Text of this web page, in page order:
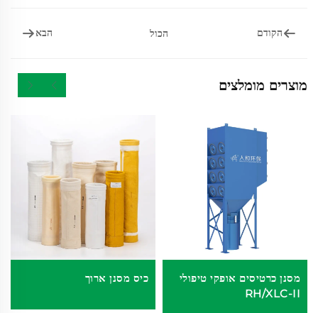
הקודם הכול הבא
מוצרים מומלצים
מסנן כרטיסים אופקי טיפולי
RH/XLC-II
כיס מסנן ארוך